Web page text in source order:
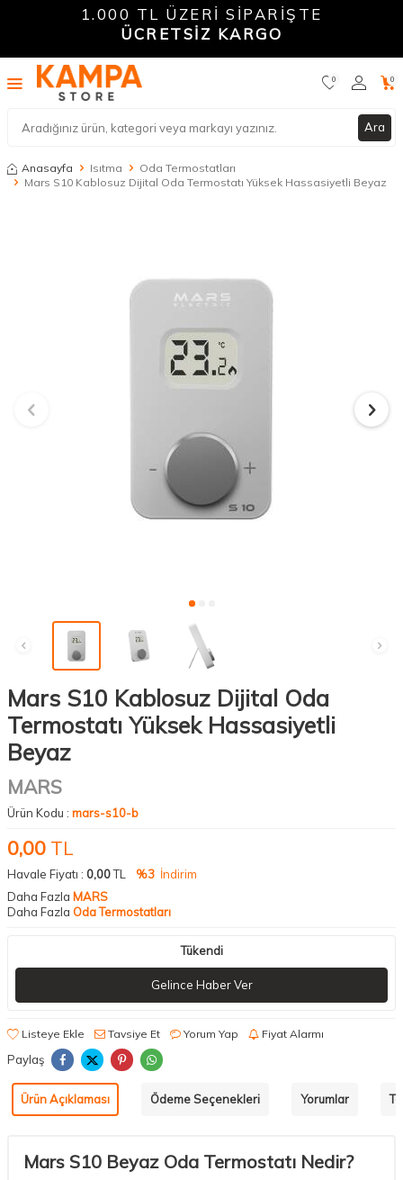
1.000 TL ÜZERİ SİPARİŞTE
ÜCRETSİZ KARGO
Ara
0 0
Anasayfa Isıtma
Oda Termostatları
Mars S10 Kablosuz Dijital Oda Termostatı Yüksek Hassasiyetli Beyaz
Mars S10 Kablosuz Dijital Oda
Termostatı Yüksek Hassasiyetli
Beyaz
MARS
Ürün Kodu : mars-s10-b
0,00 TL
Havale Fiyatı : 0,00TL %3 İndirim
Daha Fazla MARS
Daha Fazla Oda Termostatları
Tükendi
Gelince Haber Ver
Listeye Ekle Tavsiye Et Yorum Yap Fiyat Alarmı
Paylaş
Ürün Açıklaması Ödeme Seçenekleri Yorumlar
Mars S10 Beyaz Oda Termostatı Nedir?